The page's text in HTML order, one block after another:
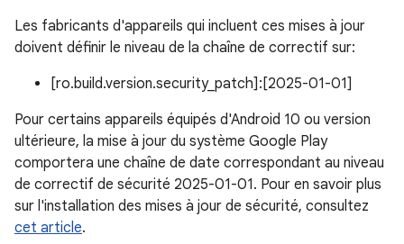
Les fabricants d'appareils qui incluent ces mises à jour
doivent définir le niveau de la chaîne de correctif sur:
[ro.build.version.security_patch]:[2025-01-01]
Pour certains appareils équipés d'Android 10 ou version
ultérieure, la mise à jour du système Google Play
comportera une chaîne de date correspondant au niveau
de correctif de sécurité 2025-01-01. Pour en savoir plus
sur l'installation des mises à jour de sécurité, consultez
cet article.